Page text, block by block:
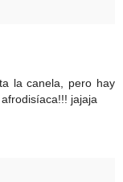
la canela, pero hay
jajaja